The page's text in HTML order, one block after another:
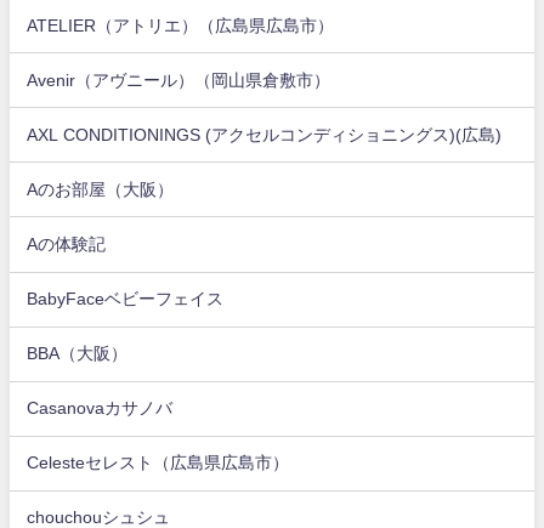
ATELIER（アトリエ）（広島県広島市）
Avenir（アヴニール）（岡山県倉敷市）
AXL CONDITIONINGS (アクセルコンディショニングス)(広島)
Aのお部屋（大阪）
Aの体験記
BabyFaceベビーフェイス
BBA（大阪）
Casanovaカサノバ
Celesteセレスト（広島県広島市）
chouchouシュシュ